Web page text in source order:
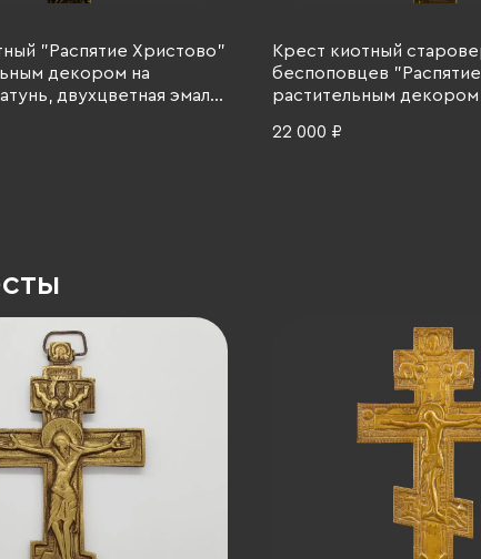
"Распятие Христово"
декором на
двухцветная эмаль,
Крест киотный
беспоповцев
растительным
эмаль, Российская
22 000 ₽